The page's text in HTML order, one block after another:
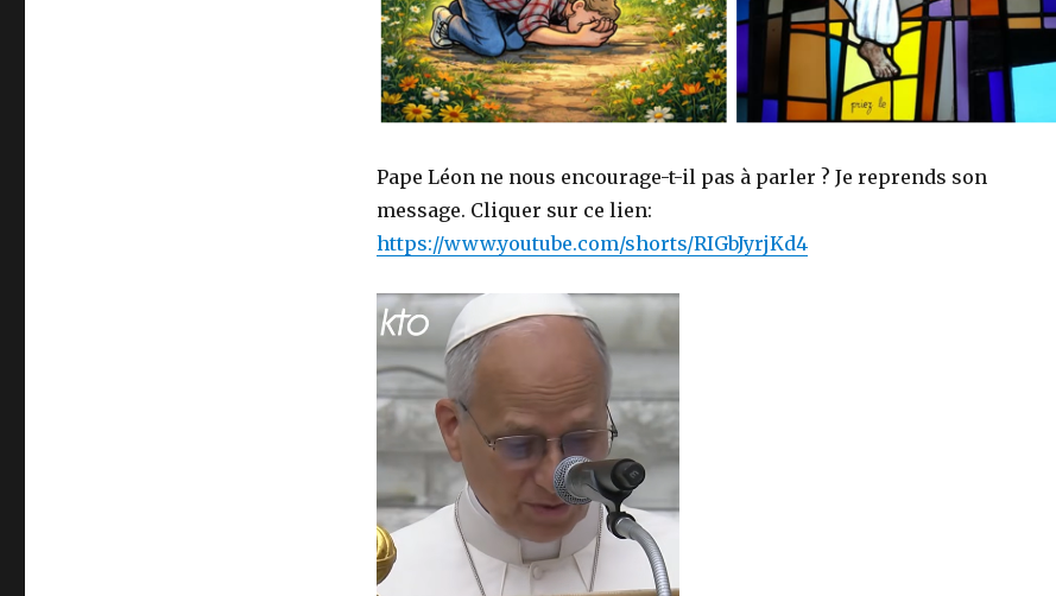
Pape Léon ne nous encourage-t-il pas à parler ? Je reprends son
message. Cliquer sur ce lien:
https://www.youtube.com/shorts/RIGbJyrjKd4